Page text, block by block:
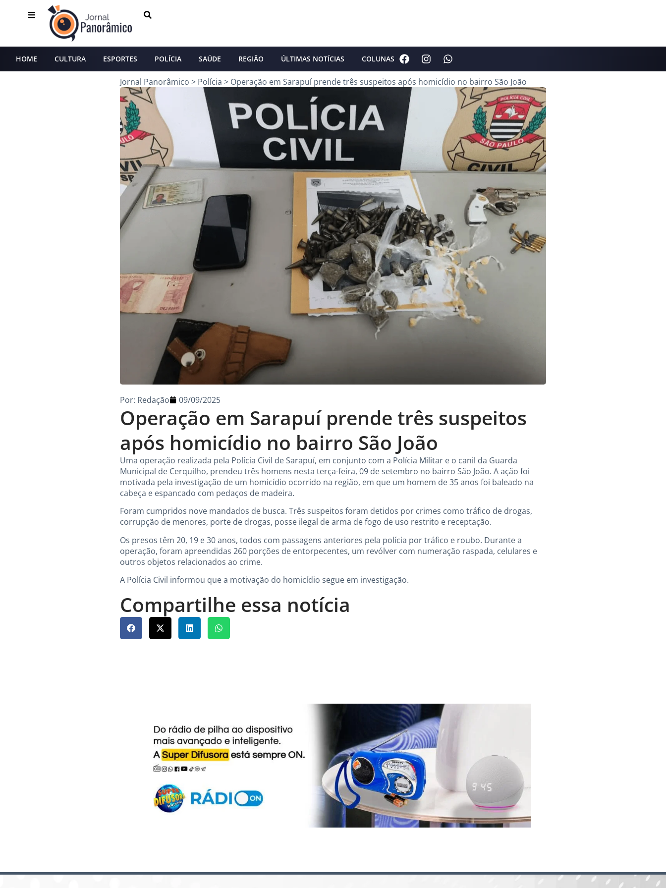
HOME CULTURA ESPORTES POLÍCIA SAÚDE REGIÃO ÚLTIMAS NOTÍCIAS COLUNAS
Jornal Panorâmico > Polícia > Operação em Sarapuí prende três suspeitos após homicídio no bairro São João
Operação em Sarapuí prende três suspeitos
após homicídio no bairro São João
Por: Redação 09/09/2025
Uma operação realizada pela Polícia Civil de Sarapuí, em conjunto com a Polícia Militar e o canil da Guarda
Municipal de Cerquilho, prendeu três homens nesta terça-feira, 09 de setembro no bairro São João. A ação foi
motivada pela investigação de um homicídio ocorrido na região, em que um homem de 35 anos foi baleado na
cabeça e espancado com pedaços de madeira.
Foram cumpridos nove mandados de busca. Três suspeitos foram detidos por crimes como tráfico de drogas,
corrupção de menores, porte de drogas, posse ilegal de arma de fogo de uso restrito e receptação.
Os presos têm 20, 19 e 30 anos, todos com passagens anteriores pela polícia por tráfico e roubo. Durante a
operação, foram apreendidas 260 porções de entorpecentes, um revólver com numeração raspada, celulares e
outros objetos relacionados ao crime.
A Polícia Civil informou que a motivação do homicídio segue em investigação.
Compartilhe essa notícia